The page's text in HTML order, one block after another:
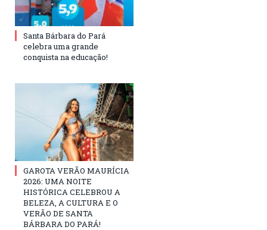
Santa Bárbara do Pará
celebra uma grande
conquista na educação!
GAROTA VERÃO MAURÍCIA
2026: UMA NOITE
HISTÓRICA CELEBROU A
BELEZA, A CULTURA E O
VERÃO DE SANTA
BÁRBARA DO PARÁ!